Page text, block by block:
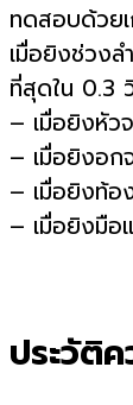
ทดสอบด้วยเ
เมื่อยิงช่วง
ที่สุดใน 0.3
– เมื่อยิงหัว
– เมื่อยิงอก
– เมื่อยิงท้อ
– เมื่อยิงมือแ
ประวัติค